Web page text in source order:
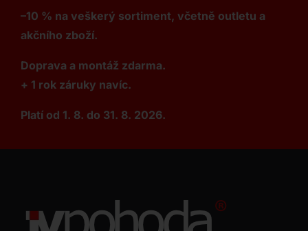
–10 % na veškerý sortiment, včetně outletu a
akčního zboží.
Doprava a montáž zdarma.
+ 1 rok záruky navíc.
Platí od 1. 8. do 31. 8. 2026.